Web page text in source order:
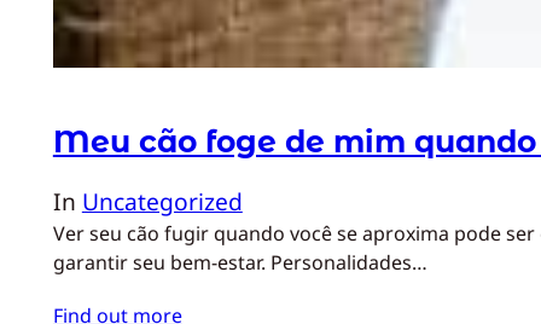
Meu cão foge de mim
In Uncategorized
Ver seu cão fugir quando você se aproxima pode
garantir seu bem-estar. Personalidades…
Find out more